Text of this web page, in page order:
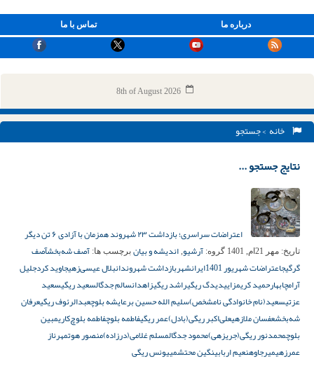
تماس با ما درباره ما
8th of August 2026
خانه > جستجو
نتایج جستجو ...
اعتراضات سراسری؛ بازداشت ۲۳ شهروند همزمان با آزادی ۶ تن دیگر
تاریخ: مهر 21ام, 1401 گروه: آرشیو, اندیشه و بیان برچسب ها: آصف شه‌بخشآصف
گرگیجاعتراضات شهریور 1401 ایرانشهربازداشت شهروندانبلال عیسی‌زهیجاوید کردجلیل
آرامچابهارحمید کریمزاییدیدگ ریگیراشد ریگیزاهدانسالم جدگالسعید ریگیسعید
عزتیسعید(نام خانوادگی نامشخص)سلیم الله حسین برعایشه بلوچعبدالرئوف ریگیعرفان
شه‌بخشعفسان ملازهیعلی‌اکبر ریگی(بادل)عمر ریگیفاطمه بلوچفاطمه بلوچ‌کاریمبین
بلوچمحمدنور ریگی(جریزهی)محمود جدگالمسلم غلامی(درزاده)منصور هوتمهرناز
عمرزهیمیرجاوهنعیم اربابینگین محتشمییونس ریگی